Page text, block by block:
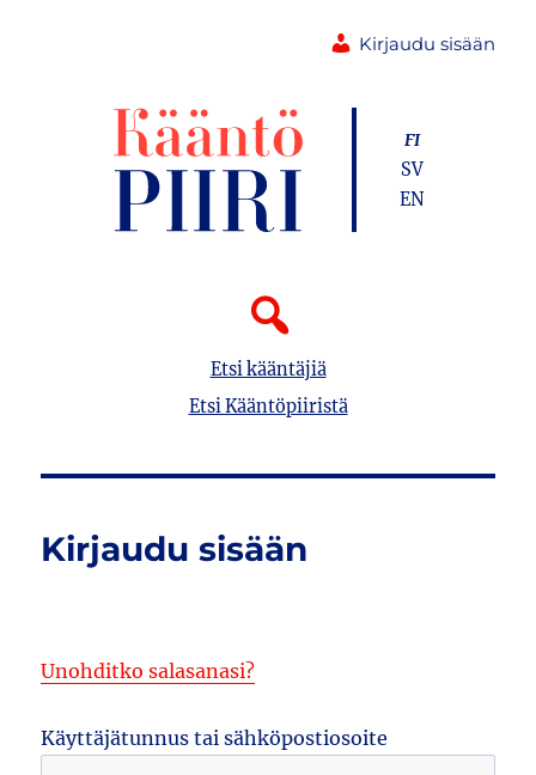
Kirjaudu sisään
Etsi kääntäjiä
Etsi Kääntöpiiristä
FI
SV
EN
Kirjaudu sisään
Unohditko salasanasi?
Käyttäjätunnus tai sähköpostiosoite